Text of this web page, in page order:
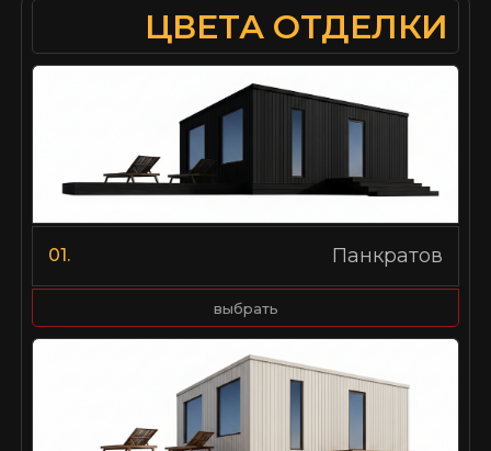
ЦВЕТА ОТДЕЛКИ
Панкратов
выбрать
01.